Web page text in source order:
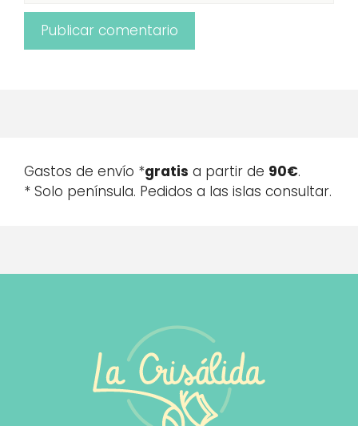
Gastos de envío *gratis a partir de 90€.
* Solo península. Pedidos a las islas consultar.